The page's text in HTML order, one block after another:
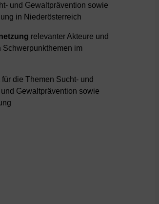
und Gewaltprävention sowie
in Niederösterreich
relevanter Akteure und
Schwerpunkthemen im
für die Themen Sucht- und
Gewaltprävention sowie